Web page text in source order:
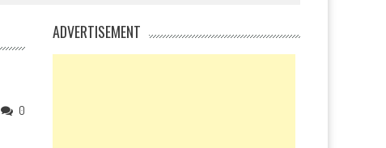
0
ADVERTISEMENT